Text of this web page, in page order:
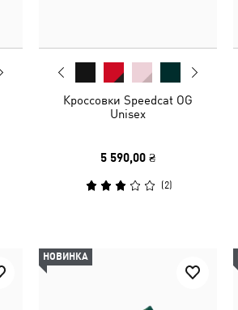
Кроссовки Speedcat OG
Unisex
5 590,00 ₴
(2)
НОВИНКА